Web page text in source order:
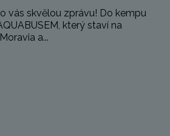
vás skvělou zprávu! Do kempu
který staví na
a...